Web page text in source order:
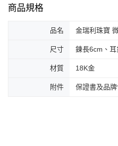
商品規格
品名 金瑞利珠寶
尺寸 鍊長6cm、
材質 18K金
附件 保證書及品